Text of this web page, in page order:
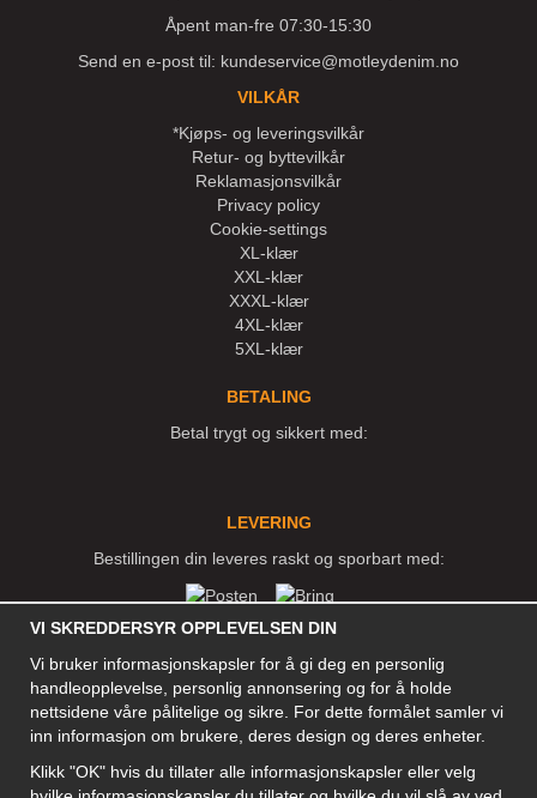
Åpent man-fre 07:30-15:30
Send en e-post til: kundeservice@motleydenim.no
VILKÅR
*Kjøps- og leveringsvilkår
Retur- og byttevilkår
Reklamasjonsvilkår
Privacy policy
Cookie-settings
XL-klær
XXL-klær
XXXL-klær
4XL-klær
5XL-klær
BETALING
Betal trygt og sikkert med:
LEVERING
Bestillingen din leveres raskt og sporbart med:
BEDRIFT
Motley Denim Norge AS
VI SKREDDERSYR OPPLEVELSEN DIN
Vi bruker informasjonskapsler for å gi deg en personlig
handleopplevelse, personlig annonsering og for å holde
nettsidene våre pålitelige og sikre. For dette formålet samler vi
inn informasjon om brukere, deres design og deres enheter.
Klikk "OK" hvis du tillater alle informasjonskapsler eller velg